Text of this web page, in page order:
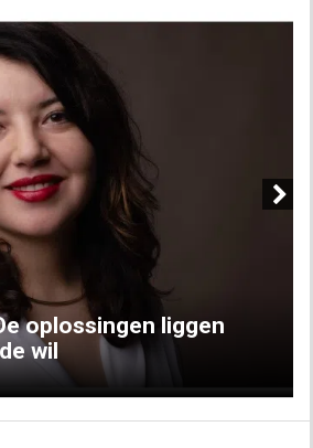
oplossingen liggen
wil